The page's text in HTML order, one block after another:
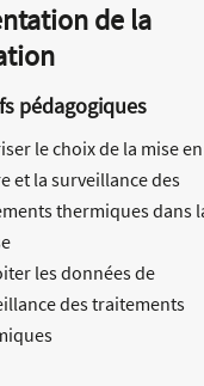
de la
pédagogiques
le choix de la mise en
et la surveillance des
thermiques dans
les données de
des traitements